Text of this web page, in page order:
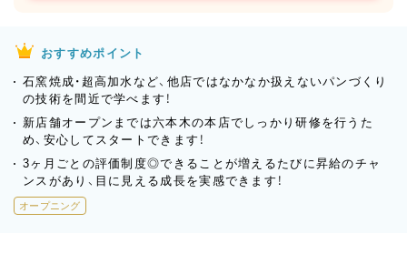
おすすめポイント
石窯焼成・超高加水など、他店ではなかなか扱えないパンづくり
の技術を間近で学べます！
新店舗オープンまでは六本木の本店でしっかり研修を行うた
め、安心してスタートできます！
3ヶ月ごとの評価制度◎できることが増えるたびに昇給のチャ
ンスがあり、目に見える成長を実感できます！
オープニング